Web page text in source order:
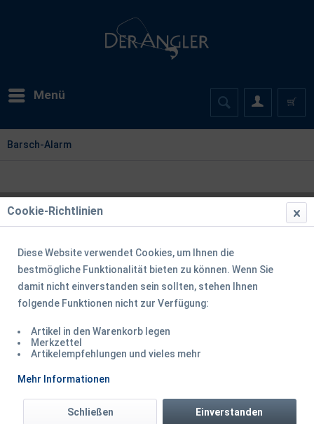
Menü
Barsch-Alarm
Cookie-Richtlinien
Diese Website verwendet Cookies, um Ihnen die
bestmögliche Funktionalität bieten zu können. Wenn Sie
damit nicht einverstanden sein sollten, stehen Ihnen
folgende Funktionen nicht zur Verfügung:
Artikel in den Warenkorb legen
Merkzettel
Artikelempfehlungen und vieles mehr
Mehr Informationen
Einverstanden
Schließen